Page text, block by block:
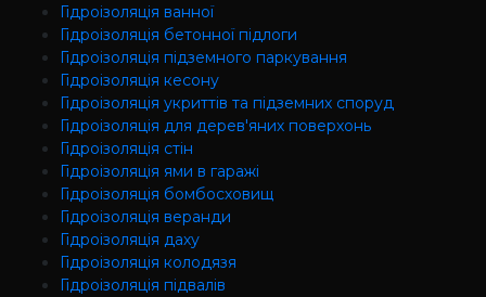
Гідроізоляція ванної
Гідроізоляція бетонної підлоги
Гідроізоляція підземного паркування
Гідроізоляція кесону
Гідроізоляція укриттів та підземних споруд
Гідроізоляція для дерев'яних поверхонь
Гідроізоляція стін
Гідроізоляція ями в гаражі
Гідроізоляція бомбосховищ
Гідроізоляція веранди
Гідроізоляція даху
Гідроізоляція колодязя
Гідроізоляція підвалів